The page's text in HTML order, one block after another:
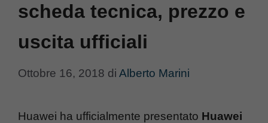
scheda tecnica, prezzo e
uscita ufficiali
Ottobre 16, 2018 di Alberto Marini
Huawei ha ufficialmente presentato Huawei